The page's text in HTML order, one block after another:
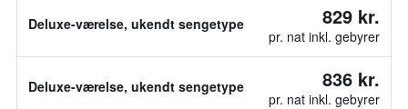
Deluxe-værelse, ukendt sengetype 829 kr.
pr. nat inkl. gebyrer
Deluxe-værelse, ukendt sengetype 836 kr.
pr. nat inkl. gebyrer